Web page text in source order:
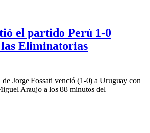
el partido Perú 1-0
Eliminatorias
de Jorge Fossati venció (1-0) a Uruguay con
Araujo a los 88 minutos del